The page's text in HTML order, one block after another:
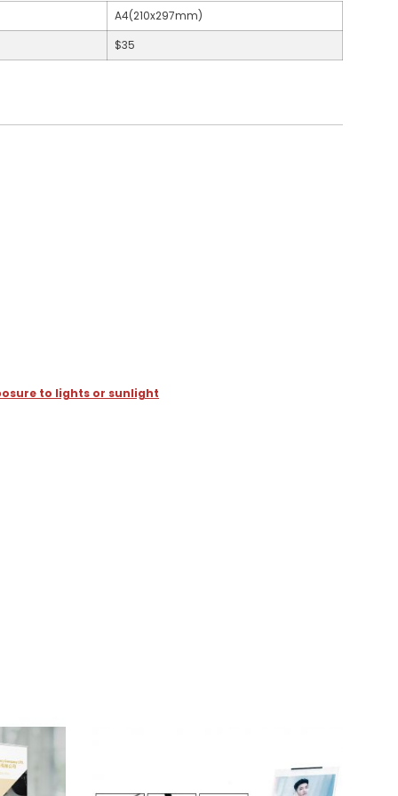
A4(210x297mm)
$35
to lights or sunlight